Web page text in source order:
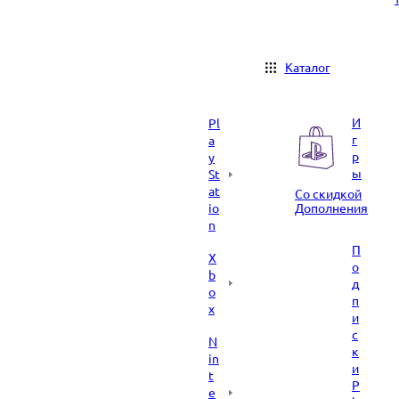
Каталог
Pl
a
y
St
at
io
n
X
b
o
x
N
in
t
e
И
г
р
ы
Со скидкой
Дополнения
П
о
д
п
и
с
к
и
P